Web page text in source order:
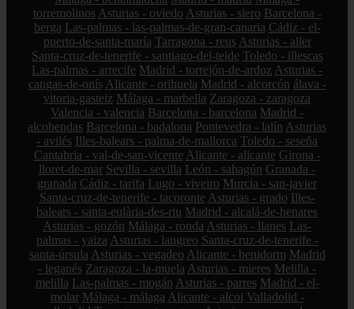
torremolinos Asturias - oviedo Asturias - siero Barcelona -
berga Las-palmas - las-palmas-de-gran-canaria Cádiz - el-
puerto-de-santa-maría Tarragona - reus Asturias - aller
Santa-cruz-de-tenerife - santiago-del-teide Toledo - illescas
Las-palmas - arrecife Madrid - torrejón-de-ardoz Asturias -
cangas-de-onís Alicante - orihuela Madrid - alcorcón álava -
vitoria-gasteiz Málaga - marbella Zaragoza - zaragoza
Valencia - valencia Barcelona - barcelona Madrid -
alcobendas Barcelona - badalona Pontevedra - lalín Asturias
- avilés Illes-balears - palma-de-mallorca Toledo - seseña
Cantabria - val-de-san-vicente Alicante - alicante Girona -
lloret-de-mar Sevilla - sevilla León - sahagún Granada -
granada Cádiz - tarifa Lugo - viveiro Murcia - san-javier
Santa-cruz-de-tenerife - tacoronte Asturias - grado Illes-
balears - santa-eulària-des-riu Madrid - alcalá-de-henares
Asturias - gozón Málaga - ronda Asturias - llanes Las-
palmas - yaiza Asturias - langreo Santa-cruz-de-tenerife -
santa-úrsula Asturias - vegadeo Alicante - benidorm Madrid
- leganés Zaragoza - la-muela Asturias - mieres Melilla -
melilla Las-palmas - mogán Asturias - parres Madrid - el-
molar Málaga - málaga Alicante - alcoi Valladolid -